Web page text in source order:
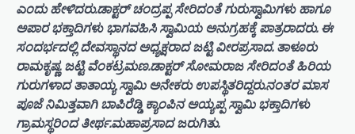
ಎಂದು ಹೇಳಿದರು.ಡಾಕ್ಟರ್ ಚಂದ್ರಪ್ಪ ಸೇರಿದಂತೆ ಗುರುಸ್ವಾಮಿಗಳು ಹಾಗೂ
ಅಪಾರ ಭಕ್ತಾದಿಗಳು ಭಾಗವಹಿಸಿ ಸ್ವಾಮಿಯ ಅನುಗ್ರಹಕ್ಕೆ ಪಾತ್ರರಾದರು. ಈ
ಸಂದರ್ಭದಲ್ಲಿ ದೇವಸ್ಥಾನದ ಅಧ್ಯಕ್ಷರಾದ ಜಟ್ಟಿ ವೀರಪ್ರಸಾದ. ತಾಳೂರು
ರಾಮಕೃಷ್ಣ. ಜಟ್ಟಿ ವೆಂಕಟ್ರಮಣ.ಡಾಕ್ಟರ್ ಸೋಮರಾಜ ಸೇರಿದಂತೆ ಹಿರಿಯ
ಗುರುಗಳಾದ ತಾತಾಯ್ಯ ಸ್ವಾಮಿ ಅನೇಕರು ಉಪಸ್ಥಿತರಿದ್ದರು.ನಂತರ ಮಾಸ
ಪೂಜೆ ನಿಮಿತ್ತವಾಗಿ ಬಾಪಿರೆಡ್ಡಿ ಕ್ಯಾಂಪಿನ ಅಯ್ಯಪ್ಪ ಸ್ವಾಮಿ ಭಕ್ತಾದಿಗಳು
ಗ್ರಾಮಸ್ಥರಿಂದ ತೀರ್ಥ.ಮಹಾಪ್ರಸಾದ ಜರುಗಿತು.